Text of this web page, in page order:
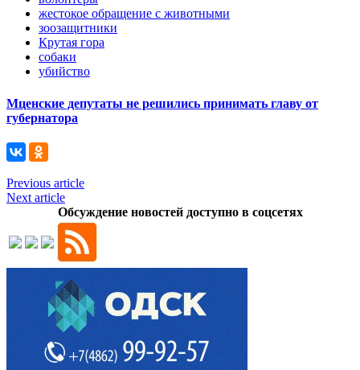
жестокое обращение с животными
зоозащитники
Крутая гора
собаки
убийство
Мценские депутаты не решились принимать главу от
губернатора
Previous article
Next article
Обсуждение новостей доступно в соцсетях